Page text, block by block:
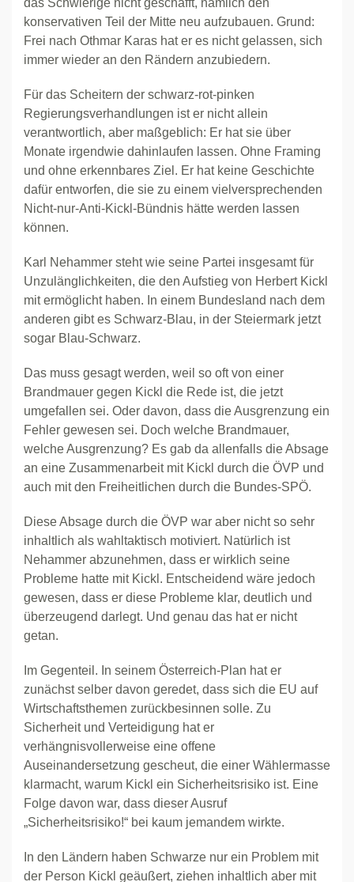
das Schwierige nicht geschafft, nämlich den
konservativen Teil der Mitte neu aufzubauen. Grund:
Frei nach Othmar Karas hat er es nicht gelassen, sich
immer wieder an den Rändern anzubiedern.
Für das Scheitern der schwarz-rot-pinken
Regierungsverhandlungen ist er nicht allein
verantwortlich, aber maßgeblich: Er hat sie über
Monate irgendwie dahinlaufen lassen. Ohne Framing
und ohne erkennbares Ziel. Er hat keine Geschichte
dafür entworfen, die sie zu einem vielversprechenden
Nicht-nur-Anti-Kickl-Bündnis hätte werden lassen
können.
Karl Nehammer steht wie seine Partei insgesamt für
Unzulänglichkeiten, die den Aufstieg von Herbert Kickl
mit ermöglicht haben. In einem Bundesland nach dem
anderen gibt es Schwarz-Blau, in der Steiermark jetzt
sogar Blau-Schwarz.
Das muss gesagt werden, weil so oft von einer
Brandmauer gegen Kickl die Rede ist, die jetzt
umgefallen sei. Oder davon, dass die Ausgrenzung ein
Fehler gewesen sei. Doch welche Brandmauer,
welche Ausgrenzung? Es gab da allenfalls die Absage
an eine Zusammenarbeit mit Kickl durch die ÖVP und
auch mit den Freiheitlichen durch die Bundes-SPÖ.
Diese Absage durch die ÖVP war aber nicht so sehr
inhaltlich als wahltaktisch motiviert. Natürlich ist
Nehammer abzunehmen, dass er wirklich seine
Probleme hatte mit Kickl. Entscheidend wäre jedoch
gewesen, dass er diese Probleme klar, deutlich und
überzeugend darlegt. Und genau das hat er nicht
getan.
Im Gegenteil. In seinem Österreich-Plan hat er
zunächst selber davon geredet, dass sich die EU auf
Wirtschaftsthemen zurückbesinnen solle. Zu
Sicherheit und Verteidigung hat er
verhängnisvollerweise eine offene
Auseinandersetzung gescheut, die einer Wählermasse
klarmacht, warum Kickl ein Sicherheitsrisiko ist. Eine
Folge davon war, dass dieser Ausruf
„Sicherheitsrisiko!“ bei kaum jemandem wirkte.
In den Ländern haben Schwarze nur ein Problem mit
der Person Kickl geäußert, ziehen inhaltlich aber mit